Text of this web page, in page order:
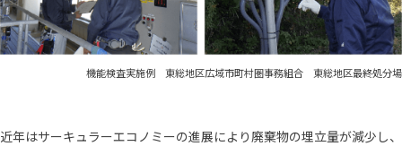
機能検査実施例 東総地区広域市町村圏事務組合 東総地区最終処分場
近年はサーキュラーエコノミーの進展により廃棄物の埋立量が減少し、